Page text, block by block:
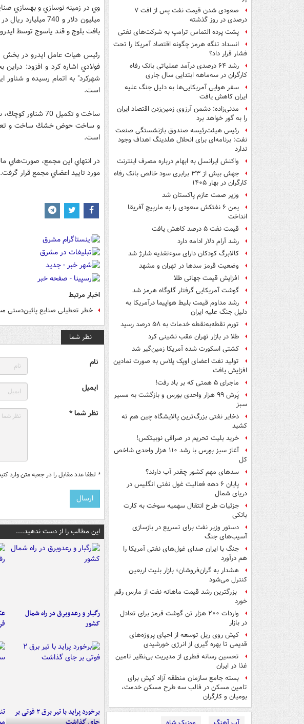
صعودی شدن قیمت نفت پس از افت ۷
درصدی در روز گذشته
پشت پرده التماس ترامپ به شرکت‌های نفتی
انسداد تنگه هرمز چگونه اقتصاد آمریکا را تحت
فشار قرار داد؟
رشد ۶۴ درصدی درآمد عملیاتی بانک رفاه
کارگران در سه‌ماهه ابتدایی سال جاری
سفر هوایی آمریکایی‌ها به دلیل جنگ علیه
ایران کاهش یافت
مدنی‌زاده: دشمن آرزوی زمین‌زدن اقتصاد ایران
را به گور خواهد برد
رئیس هیئت‌رئیسه صندوق بازنشستگی صنعت
نفت: برنامه‌ای برای انحلال هلدینگ اهداف وجود
ندارد
واکنش ایرانسل به ابهام درباره مصرف اینترنت
جهش بیش از ۳۳ برابری سود خالص بانک رفاه
کارگران در بهار ۱۴۰۵
وزیر صمت عازم پاکستان شد
یمن ۶ نفتکش سعودی را به مارپیچ آفریقا
انداخت
قیمت نفت ۵ درصد کاهش یافت
رشد آرام دلار ادامه دارد
کالابرگ کودکان دارای سوءتغذیه شارژ شد
وضعیت قرمز سدها در تهران و مشهد
افزایش قیمت جهانی طلا
گوشت آمریکایی گرفتار گلوگاه هرمز شد
رشد مداوم قیمت بلیط هواپیما درآمریکا به
دلیل جنگ علیه ایران
تورم نقطه‌به‌نقطه خدمات به ۵۸ درصد رسید
طلا در بازار تهران عقب نشینی کرد
کشتی اسکورت شده آمریکا زمین‌گیر شد
تولید نفت اعضای اوپک پلاس به صورت نمادین
افزایش یافت
ماجرای ۵ همتی که بر باد رفت!
پَرش ۹۹ هزار واحدی بورس و بازگشت به مسیر
سبز
ذخایر نفتی بزرگ‌ترین پالایشگاه چین هم ته
کشید
خرید بلیت تحریم در صرافی نوبیتکس!
آغاز سبز بورس با رشد ۱۱۰ هزار واحدی شاخص
کل
سدهای مهم کشور چقدر آب دارند؟
پایان ۶ دهه فعالیت غول نفتی انگلیس در
دریای شمال
جزئیات طرح انتقال سهمیه سوخت به کارت
بانکی
دستور وزیر نفت برای تسریع در بازسازی
آسیب‌های جنگ
جنگ با ایران صدای غول‌های نفتی آمریکا را
هم درآورد
هشدار به گران‌فروشان؛ بازار بلیت اربعین
کنترل می‌شود
بزرگترین رشد قیمت ماهانه نفت از مارس رقم
خورد
واردات ۲۰۰ هزار تن گوشت قرمز برای تعادل
در بازار
کیش روی ریل توسعه از احیای پروژه‌های
قدیمی تا بهره گیری از انرژی خورشیدی
تحسین رسانه قطری از مدیریت بی‌نظیر تامین
غذا در ایران
بسته جامع سازمان منطقه آزاد کیش برای
تامین مسکن در فالب سه طرح مسکن خدمت،
بومیان و کارگران
ميليون دلار و
بافت بلوچ و قند ياسوج توسط
رئيس هيات عامل ايدرو در بخش
فولادي اشاره كرد و افزود:
شهركرد" به اتمام رسيده و
است.
و ساخت حوض خشك ساخت و تعمير
است.
مورد تاييد اعضاي مجمع قرار گرفت.
اخبار مرتبط
خطر تعطیلی صنایع پائین‌دستی
نظر شما
نام
ایمیل
نظر شما *
* لطفا عدد مقابل را در جعبه متن وارد
این مطالب را از دست ندهید....
رگبار و رعدوبرق در راه شمال
کشور
برخورد پراید با تیر برق ۲ فوتی بر